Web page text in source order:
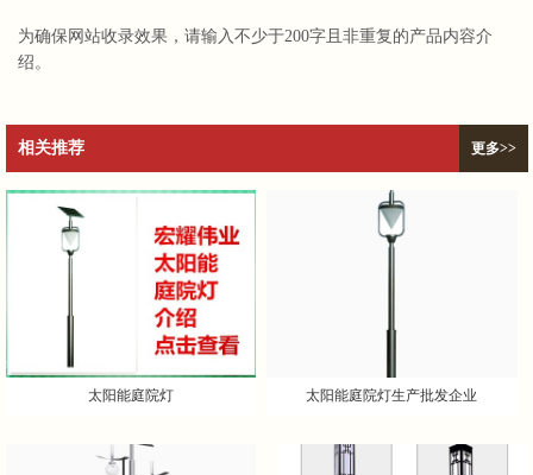
为确保网站收录效果，请输入不少于200字且非重复的产品内容介
绍。
相关推荐 更多>>
太阳能庭院灯 太阳能庭院灯生产批发企业